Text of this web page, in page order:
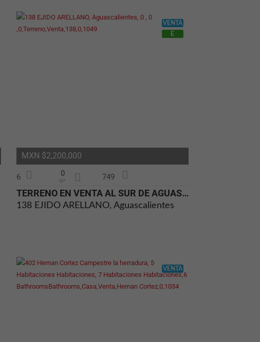
VENTA
E
TERRENO EN VENTA AL SUR DE AGUASCALIENTES EN EJIDO ARELLANO
138 EJIDO ARELLANO, Aguascalientes
6 0
M² 749
MXN $2,200,000
VENTA